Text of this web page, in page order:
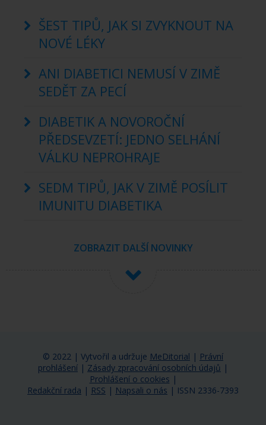
ŠEST TIPŮ, JAK SI ZVYKNOUT NA
NOVÉ LÉKY
ANI DIABETICI NEMUSÍ V ZIMĚ
SEDĚT ZA PECÍ
DIABETIK A NOVOROČNÍ
PŘEDSEVZETÍ: JEDNO SELHÁNÍ
VÁLKU NEPROHRAJE
SEDM TIPŮ, JAK V ZIMĚ POSÍLIT
IMUNITU DIABETIKA
ZOBRAZIT DALŠÍ NOVINKY
© 2022 | Vytvořil a udržuje MeDitorial | Právní
prohlášení | Zásady zpracování osobních údajů |
Prohlášení o cookies |
Redakční rada | RSS | Napsali o nás | ISSN 2336-7393